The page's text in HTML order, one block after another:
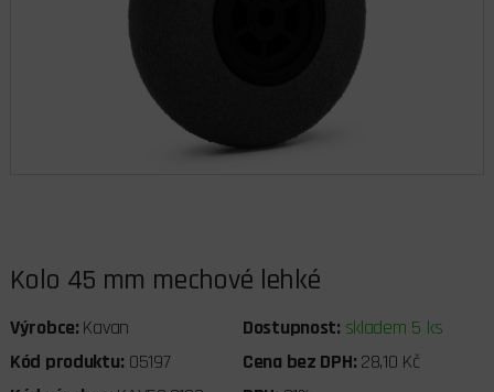
Kolo 45 mm mechové lehké
Výrobce: Kavan Dostupnost: skladem 5 ks
Kód produktu: 05197 Cena bez DPH: 28,10 Kč